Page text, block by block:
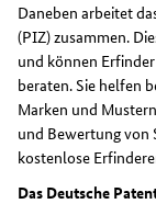
Daneben arbeitet
(PIZ) zusammen.
und können
beraten. Sie helfen
Marken und
und Bewertung von
kostenlose
Das Deutsche